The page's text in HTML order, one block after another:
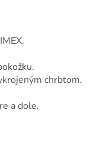
chrbtom.
a dole.